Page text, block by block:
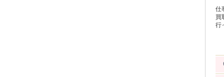
仕
買
行っています
い。
う